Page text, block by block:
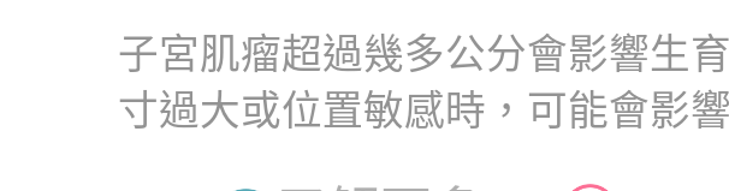
子宮肌瘤超過幾多公分會影響生
寸過大或位置敏感時，可能會影